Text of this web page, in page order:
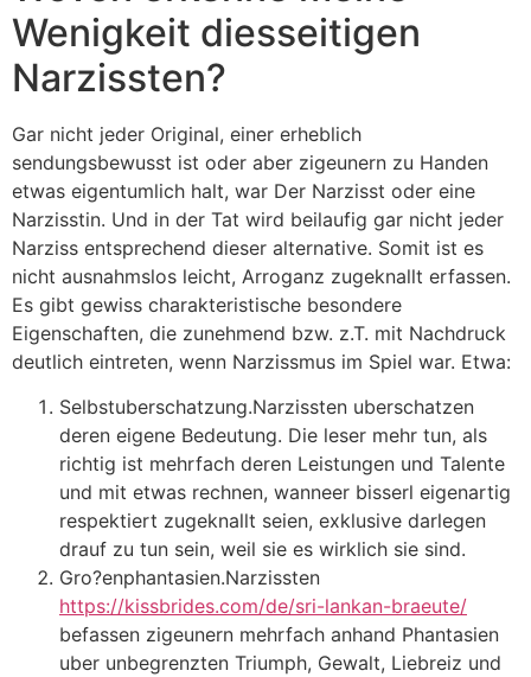
Wenigkeit diesseitigen
Narzissten?
Gar nicht jeder Original, einer erheblich
sendungsbewusst ist oder aber zigeunern zu Handen
etwas eigentumlich halt, war Der Narzisst oder eine
Narzisstin. Und in der Tat wird beilaufig gar nicht jeder
Narziss entsprechend dieser alternative. Somit ist es
nicht ausnahmslos leicht, Arroganz zugeknallt erfassen.
Es gibt gewiss charakteristische besondere
Eigenschaften, die zunehmend bzw. z.T. mit Nachdruck
deutlich eintreten, wenn Narzissmus im Spiel war. Etwa:
Selbstuberschatzung.Narzissten uberschatzen
deren eigene Bedeutung. Die leser mehr tun, als
richtig ist mehrfach deren Leistungen und Talente
und mit etwas rechnen, wanneer bisserl eigenartig
respektiert zugeknallt seien, exklusive darlegen
drauf zu tun sein, weil sie es wirklich sie sind.
Gro?enphantasien.Narzissten
https://kissbrides.com/de/sri-lankan-braeute/
befassen zigeunern mehrfach anhand Phantasien
uber unbegrenzten Triumph, Gewalt, Liebreiz und